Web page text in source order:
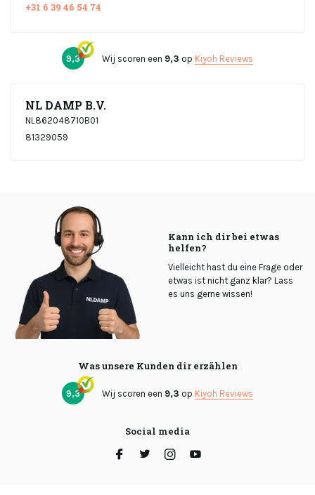
+31 6 39 46 54 74
9,3 Wij scoren een 9,3 op Kiyoh Reviews
NL DAMP B.V.
NL862048710B01
81329059
Kann ich dir bei etwas
helfen?
Vielleicht hast du eine Frage oder
etwas ist nicht ganz klar? Lass
es uns gerne wissen!
Was unsere Kunden dir erzählen
9,3 Wij scoren een 9,3 op Kiyoh Reviews
Social media